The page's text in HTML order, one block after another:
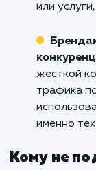
Не ждите,
Кому